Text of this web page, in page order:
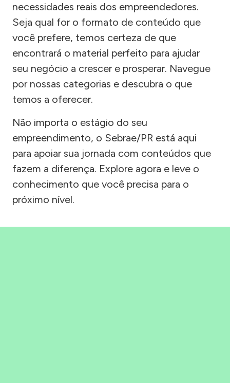
necessidades reais dos empreendedores.
Seja qual for o formato de conteúdo que
você prefere, temos certeza de que
encontrará o material perfeito para ajudar
seu negócio a crescer e prosperar. Navegue
por nossas categorias e descubra o que
temos a oferecer.
Não importa o estágio do seu
empreendimento, o Sebrae/PR está aqui
para apoiar sua jornada com conteúdos que
fazem a diferença. Explore agora e leve o
conhecimento que você precisa para o
próximo nível.